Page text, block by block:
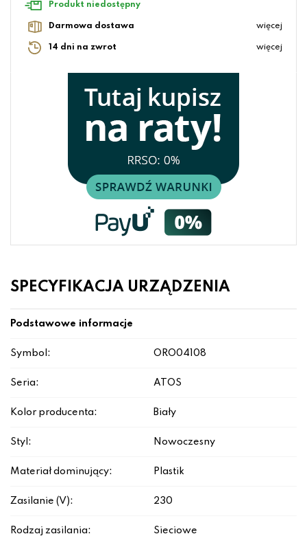
Produkt niedostępny
Darmowa dostawa więcej
14 dni na zwrot więcej
SPECYFIKACJA URZĄDZENIA
Podstawowe informacje
Symbol: ORO04108
Seria: ATOS
Kolor producenta: Biały
Styl: Nowoczesny
Materiał dominujący: Plastik
Zasilanie (V): 230
Rodzaj zasilania: Sieciowe